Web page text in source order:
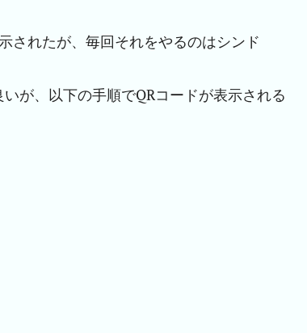
されたが、毎回それをやるのはシンド
が、以下の手順でQRコードが表示される